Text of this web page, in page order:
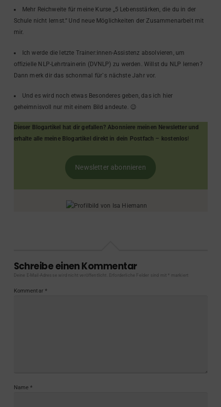
Mehr Reichweite für meine Kurse „5 Lebensstärken, die du in der
Schule nicht lernst.“ Und neue Möglichkeiten der Zusammenarbeit mit
mir.
Ich werde die letzte Trainer:innen-Assistenz absolvieren, um
offizielle NLP-Lehrtrainerin (DVNLP) zu werden. Willst du NLP lernen?
Dann merk dir das schonmal für`s nächste Jahr vor.
Und es wird noch etwas Besonderes geben, das ich hier
geheimnisvoll nur mit einem Bild andeute. 😉
Dieser Blogartikel hat dir gefallen? Abonniere meinen Newsletter und
erhalte alle meine Blogartikel direkt in dein Postfach – kostenlos!
Newsletter abonnieren
Schreibe einen Kommentar
Deine E-Mail-Adresse wird nicht veröffentlicht. Erforderliche Felder sind mit markiert
Kommentar *
Name *